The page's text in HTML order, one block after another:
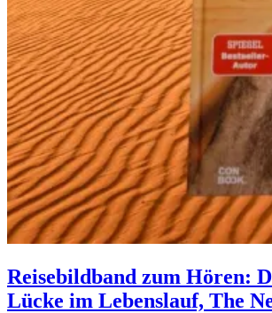
Reisebildband zum Hören:
Lücke im Lebenslauf, The